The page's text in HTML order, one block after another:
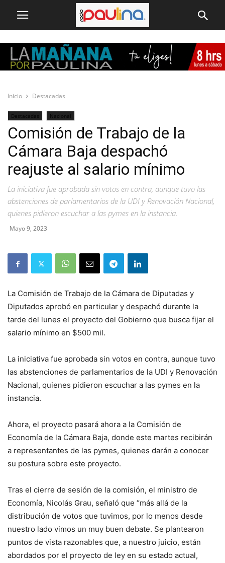
Inicio Destacadas
Destacadas Nacional
Comisión de Trabajo de la
Cámara Baja despachó
reajuste al salario mínimo
La iniciativa fue aprobada sin votos en contra, aunque tuvo las
abstenciones de parlamentarios de la UDI y Renovación Nacional,
quienes pidieron escuchar a las pymes en la instancia.
Mayo 9, 2023
La Comisión de Trabajo de la Cámara de Diputadas y
Diputados aprobó en particular y despachó durante la
tarde del lunes el proyecto del Gobierno que busca fijar el
salario mínimo en $500 mil.
La iniciativa fue aprobada sin votos en contra, aunque tuvo
las abstenciones de parlamentarios de la UDI y Renovación
Nacional, quienes pidieron escuchar a las pymes en la
instancia.
Ahora, el proyecto pasará ahora a la Comisión de
Economía de la Cámara Baja, donde este martes recibirán
a representantes de las pymes, quienes darán a conocer
su postura sobre este proyecto.
Tras el cierre de sesión de la comisión, el ministro de
Economía, Nicolás Grau, señaló que “más allá de la
distribución de votos que tuvimos, por lo menos desde
nuestro lado vimos un muy buen debate. Se plantearon
puntos de vista razonables que, a nuestro juicio, están
abordados por el proyecto de ley en su estado actual,